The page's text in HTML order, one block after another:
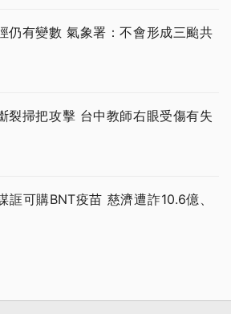
仍有變數 氣象署：不會形成三颱共
裂掃把攻擊 台中教師右眼受傷有失
誆可購BNT疫苗 慈濟遭詐10.6億、